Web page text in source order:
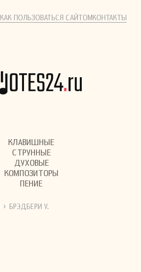
КАК ПОЛЬЗОВАТЬСЯ САЙТОМКОНТАКТЫ
КЛАВИШНЫЕ
СТРУННЫЕ
ДУХОВЫЕ
КОМПОЗИТОРЫ
ПЕНИЕ
› БРЭДБЕРИ У.